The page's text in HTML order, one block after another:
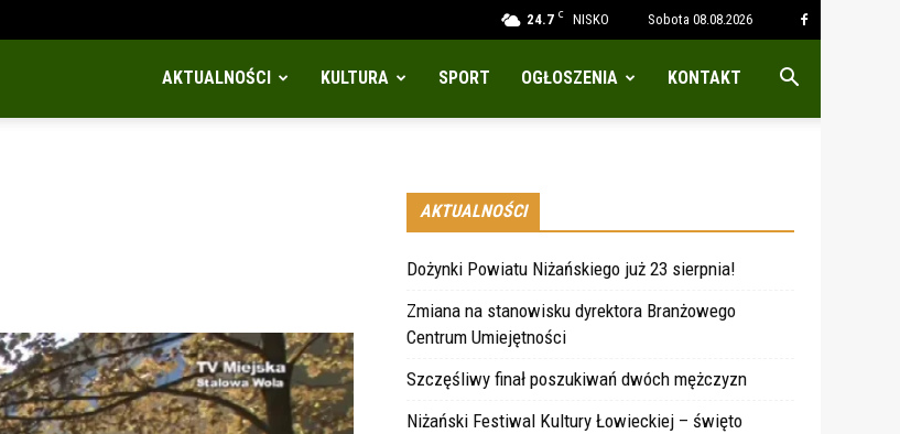
24.7 C NISKO Sobota 08.08.2026
AKTUALNOŚCI KULTURA SPORT OGŁOSZENIA KONTAKT
AKTUALNOŚCI
Dożynki Powiatu Niżańskiego już 23 sierpnia!
Zmiana na stanowisku dyrektora Branżowego
Centrum Umiejętności
Szczęśliwy finał poszukiwań dwóch mężczyzn
Niżański Festiwal Kultury Łowieckiej – święto